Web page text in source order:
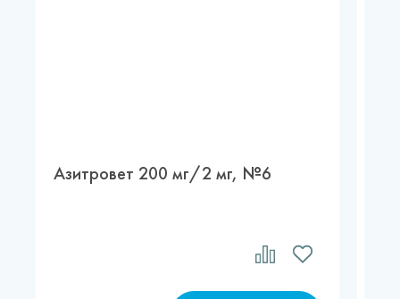
Азитровет 200 мг/2 мг, №6